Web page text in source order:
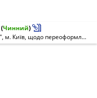
(Чинний)
Про заяву ТОВ "ТРК "ТелеРадіоСвіт", м. Київ, щодо переоформлення ліцензії на мовлення (НР N 0494-м від 14.12.2004), юридична адреса: вул. Гайдара, буд. 50-в, м. Київ, 01033